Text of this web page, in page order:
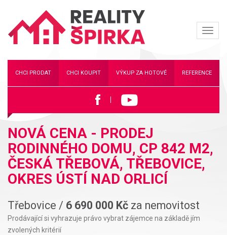
ŠIPKA
CHCI PRODAT CHCI KOUPIT VÝKUP ZA HOTOVÉ REFERENCE
NOVÁ CENA - PRODEJ
RODINNÉHO DOMU, CP 842 M2,
ČESKÁ TŘEBOVÁ, TŘEBOVICE,
OKRES ÚSTÍ NAD ORLICÍ
Třebovice / 6 690 000 Kč za nemovitost
Prodávající si vyhrazuje právo vybrat zájemce na základě jím
zvolených kritérií